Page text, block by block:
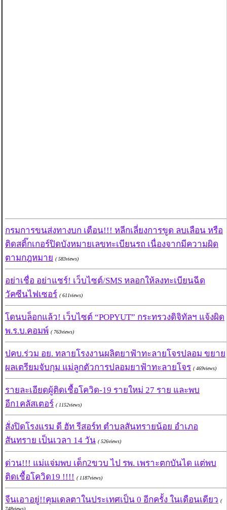
กรมการขนส่งทางบก เตือน!!! หลีกเลี่ยงการขูด ลบเลือน หรือ
ติดสติ๊กเกอร์ปิดบังหมายเลขทะเบียนรถ เนื่องจากมีความผิด
ตามกฎหมาย ( 583views)
อย่าเชื่อ อย่าแชร์! เว็บไซต์/SMS หลอกให้ลงทะเบียนฉีด
วัคซีนไฟเซอร์ ( 611views)
โดนบล็อกแล้ว! เว็บไซต์ “POPYUT” กระทรวงดิจิทัลฯ แจ้งผิด
พ.ร.บ.คอมพ์ ( 763views)
ปคบ.ร่วม อย. ทลายโรงงานผลิตยาฟ้าทะลายโจรปลอม ขยาย
ผลเตรียมจับกุม แม่ลูกตัวการปลอมยาฟ้าทะลายโจร ( 469views)
รายละเอียดผู้ติดเชื้อโควิด-19 รายใหม่ 27 ราย และพบ
อีก1คลัสเตอร์ ( 1152views)
สั่งปิดโรงแรม ดี ฮัท รีสอร์ท ตำบลสันทรายน้อย อำเภอ
สันทราย เป็นเวลา 14 วัน ( 526views)
ด่วน!!! แม่แจ่มพบ เด็ก2ขวบ ไป รพ. เพราะตกบันได แต่พบ
ติดเชื้อโควิด19 !!!! ( 1187views)
จีนเอาอยู่!!คุมเดลตาในประเทศเป็น 0 อีกครั้ง ในเดือนเดียว (
748views)